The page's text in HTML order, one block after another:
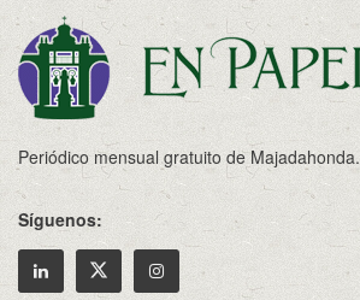
Periódico mensual gratuito de Majadahonda.
Síguenos: